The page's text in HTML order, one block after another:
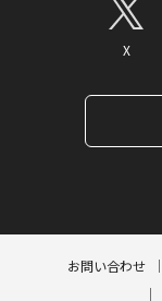
X
お問い合わせ